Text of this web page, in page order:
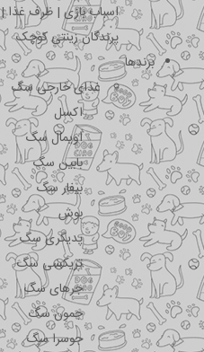
اسباب بازی | ظرف غذا
پرندگان زینتی کوچک
برندها
غذای خارجی سگ
اکسل
اویمال سگ
بابین سگ
بیفار سگ
بوش
پدیگری سگ
تریکسی سگ
جرهای سگ
جمون سگ
جوسرا سگ